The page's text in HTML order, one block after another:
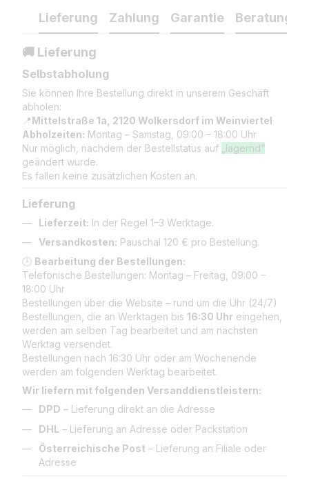
Lieferung Zahlung Garantie Beratung
🚚 Lieferung
Selbstabholung
Sie können Ihre Bestellung direkt in unserem Geschäft
abholen:
📍Mittelstraße 1a, 2120 Wolkersdorf im Weinviertel
Abholzeiten: Montag – Samstag, 09:00 – 18:00 Uhr
Nur möglich, nachdem der Bestellstatus auf
„lagernd“
geändert wurde.
Es fallen keine zusätzlichen Kosten an.
Lieferung
Lieferzeit: In der Regel 1–3 Werktage.
Versandkosten: Pauschal 120 € pro Bestellung.
🕒 Bearbeitung der Bestellungen:
Telefonische Bestellungen: Montag – Freitag, 09:00 –
18:00 Uhr
Bestellungen über die Website – rund um die Uhr (24/7)
Bestellungen, die an Werktagen bis 16:30 Uhr eingehen,
werden am selben Tag bearbeitet und am nächsten
Werktag versendet.
Bestellungen nach 16:30 Uhr oder am Wochenende
werden am folgenden Werktag bearbeitet.
Wir liefern mit folgenden Versanddienstleistern:
DPD – Lieferung direkt an die Adresse
DHL – Lieferung an Adresse oder Packstation
Österreichische Post – Lieferung an Filiale oder
Adresse